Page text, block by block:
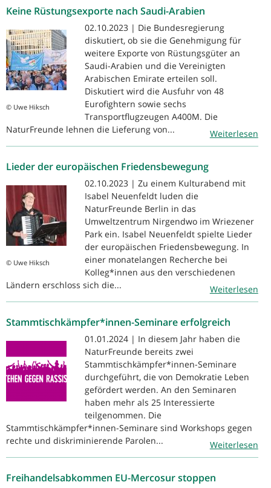
Keine Rüstungsexporte nach Saudi-Arabien
© Uwe Hiksch
02.10.2023 | Die Bundesregierung
diskutiert, ob sie die Genehmigung für
weitere Exporte von Rüstungsgüter an
Saudi-Arabien und die Vereinigten
Arabischen Emirate erteilen soll.
Diskutiert wird die Ausfuhr von 48
Eurofightern sowie sechs
Transportflugzeugen A400M. Die
NaturFreunde lehnen die Lieferung von...
Weiterlesen
Lieder der europäischen Friedensbewegung
© Uwe Hiksch
02.10.2023 | Zu einem Kulturabend mit
Isabel Neuenfeldt luden die
NaturFreunde Berlin in das
Umweltzentrum Nirgendwo im Wriezener
Park ein. Isabel Neuenfeldt spielte Lieder
der europäischen Friedensbewegung. In
einer monatelangen Recherche bei
Kolleg*innen aus den verschiedenen
Ländern erschloss sich die...
Weiterlesen
Stammtischkämpfer*innen-Seminare erfolgreich
01.01.2024 | In diesem Jahr haben die
NaturFreunde bereits zwei
Stammtischkämpfer*innen-Seminare
durchgeführt, die von Demokratie Leben
gefördert werden. An den Seminaren
haben mehr als 25 Interessierte
teilgenommen. Die
Stammtischkämpfer*innen-Seminare sind Workshops gegen
rechte und diskriminierende Parolen...
Weiterlesen
Freihandelsabkommen EU-Mercosur stoppen